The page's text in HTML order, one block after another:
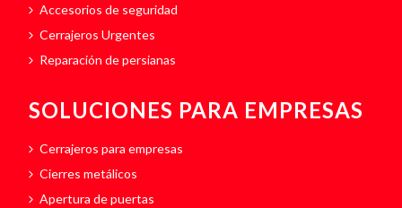
Accesorios de seguridad
Cerrajeros Urgentes
Reparación de persianas
SOLUCIONES PARA EMPRESAS
Cerrajeros para empresas
Cierres metálicos
Apertura de puertas